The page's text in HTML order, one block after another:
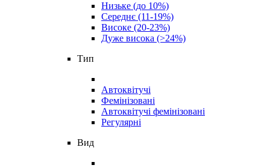
Низьке (до 10%)
Середнє (11-19%)
Високе (20-23%)
Дуже висока (>24%)
Тип
Автоквітучі
Фемінізовані
Автоквітучі фемінізовані
Регулярні
Вид